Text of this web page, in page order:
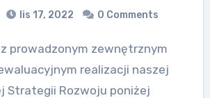
lis 17, 2022 0 Comments
realizacji naszej
Strategii Rozwoju poniżej